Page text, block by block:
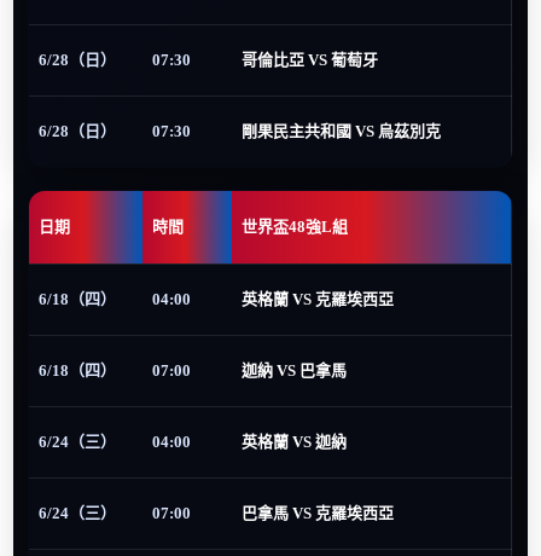
6/28（日） 07:30 哥倫比亞 VS 葡萄牙
6/28（日） 07:30 剛果民主共和國 VS 烏茲別克
日期 時間 世界盃48強L組
6/18（四） 04:00 英格蘭 VS 克羅埃西亞
6/18（四） 07:00 迦納 VS 巴拿馬
6/24（三） 04:00 英格蘭 VS 迦納
6/24（三） 07:00 巴拿馬 VS 克羅埃西亞